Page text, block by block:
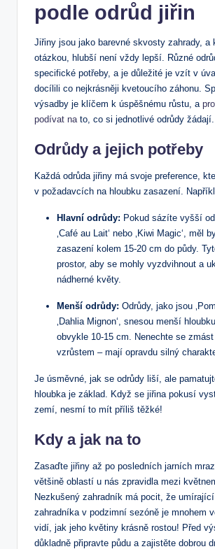
podle odrůd jiřin
Jiřiny jsou jako barevné skvosty zahrady, a
otázkou, hlubší není vždy lepší. Různé
specifické potřeby, a je důležité je vzít v
docílili co nejkrásněji kvetoucího záhonu.
výsadby je klíčem k úspěšnému růstu, a
podívat na to, co si jednotlivé odrůdy žádají.
Odrůdy a jejich potřeby
Každá odrůda jiřiny má svoje preference,
v požadavcích na hloubku zasazení.
Hlavní odrůdy: Pokud sázíte vyšší
‚Café au Lait‘ nebo ‚Kiwi Magic‘, měl
zasazení kolem 15-20 cm do půdy.
prostor, aby se mohly vyzdvihnout a
nádherné květy.
Menší odrůdy: Odrůdy, jako jsou
‚Dahlia Mignon‘, snesou menší
obvykle 10-15 cm. Nenechte se
vzrůstem – mají opravdu silný
Je úsměvné, jak se odrůdy liší, ale
hloubka je základ. Když se jiřina pokusí
zemí, nesmí to mít příliš těžké!
Kdy a jak na to
Zasaďte jiřiny až po posledních jarních
většině oblastí u nás zpravidla mezi
Nezkušený zahradník má pocit, že
zahradníka v podzimní sezóně je mnohem
vidí, jak jeho květiny krásně rostou! Před
důkladně připravte půdu a zajistěte dobrou